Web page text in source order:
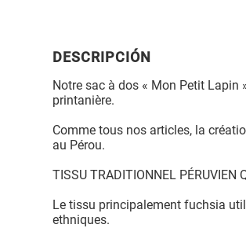
DESCRIPCIÓN
Notre sac à dos « Mon Petit Lapin
printanière.
Comme tous nos articles, la
au Pérou.
TISSU TRADITIONNEL PÉRUVIEN
Le tissu principalement fuchsia
ethniques.